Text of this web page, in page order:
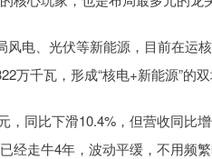
电、光伏等新能源，目前在运
万千瓦，形成“核电+新能源”的双
，同比下滑10.4%，但营收同比
走牛4年，波动平缓，不用频繁